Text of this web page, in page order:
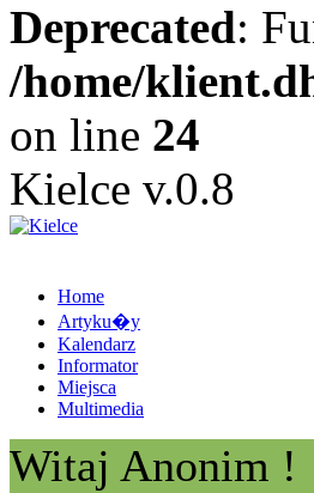
Deprecated:
/home/
on line 24
Kielce v.0.8
Home
Artyku�y
Kalendarz
Informator
Miejsca
Multimedia
Witaj Anonim !